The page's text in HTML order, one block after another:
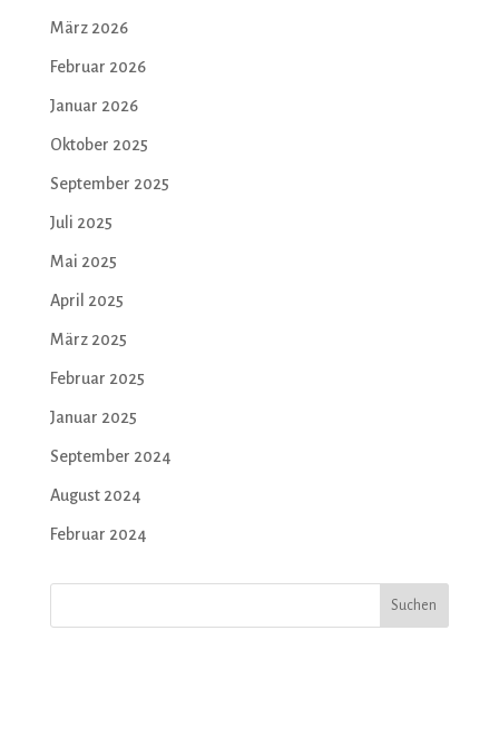
März 2026
Februar 2026
Januar 2026
Oktober 2025
September 2025
Juli 2025
Mai 2025
April 2025
März 2025
Februar 2025
Januar 2025
September 2024
August 2024
Februar 2024
Suchen